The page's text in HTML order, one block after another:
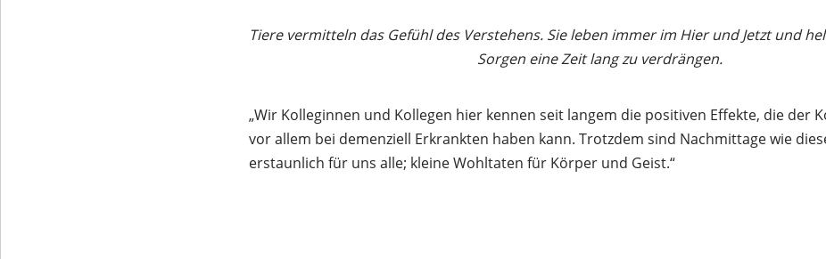
Tiere vermitteln das Gefühl des Verstehens. Sie leben immer im Hier und Jetzt und
Sorgen eine Zeit lang zu verdrängen.
„Wir Kolleginnen und Kollegen hier kennen seit langem die positiven Effekte, die der
vor allem bei demenziell Erkrankten haben kann. Trotzdem sind Nachmittage wie
erstaunlich für uns alle; kleine Wohltaten für Körper und Geist.“